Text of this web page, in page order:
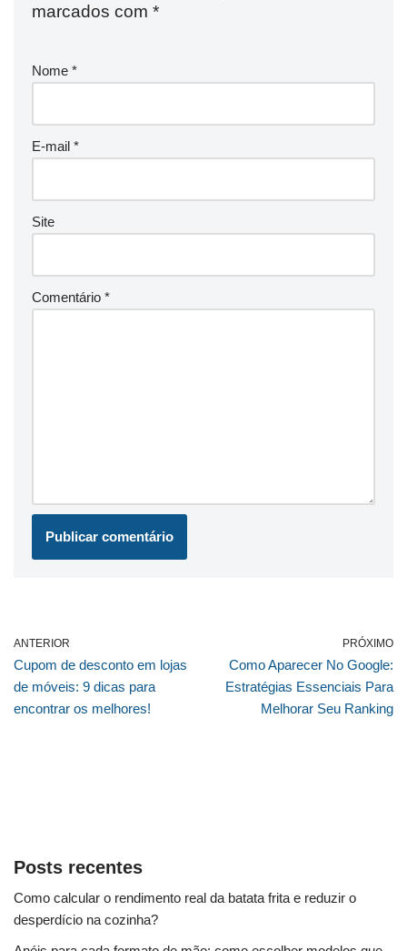
marcados com *
Nome *
E-mail *
Site
Comentário *
ANTERIOR
Cupom de desconto em lojas
de móveis: 9 dicas para
encontrar os melhores!
PRÓXIMO
Como Aparecer No Google:
Estratégias Essenciais Para
Melhorar Seu Ranking
Posts recentes
Como calcular o rendimento real da batata frita e reduzir o
desperdício na cozinha?